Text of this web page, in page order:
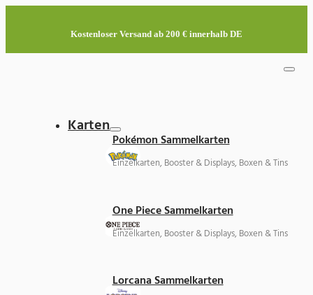
Kostenloser Versand ab 200 € innerhalb DE
Karten
Pokémon Sammelkarten
Einzelkarten, Booster & Displays, Boxen & Tins
One Piece Sammelkarten
Einzelkarten, Booster & Displays, Boxen & Tins
Lorcana Sammelkarten